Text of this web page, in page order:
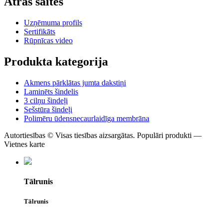
Uzņēmuma profils
Sertifikāts
Rūpnīcas video
Produkta kategorija
Akmens pārklātas jumta dakstiņi
Laminēts šindelis
3 cilņu šindeļi
Sešstūra šindeļi
Polimēru ūdensnecaurlaidīga membrāna
Autortiesības © Visas tiesības aizsargātas. Populāri produkti —
Vietnes karte
Tālrunis
Tālrunis